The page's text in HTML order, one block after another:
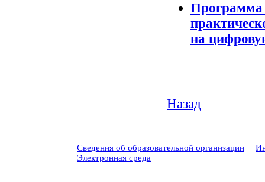
Программа
на
Назад
Сведения об образовательной организации |
Электронная среда